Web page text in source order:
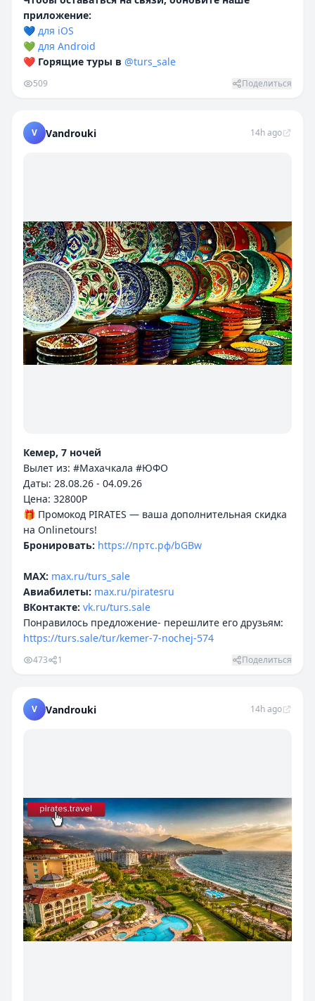
приложение:
💙 для iOS
💚 для Android
❤️ Горящие туры в @turs_sale
509 Поделиться
V Vandrouki 14h ago
Кемер, 7 ночей
Вылет из: #Махачкала #ЮФО
Даты: 28.08.26 - 04.09.26
Цена: 32800P
🎁 Промокод PIRATES — ваша дополнительная скидка
Бронировать: https://пртс.рф/bGBw
MAX: max.ru/turs_sale
Авиабилеты: max.ru/piratesru
ВКонтакте: vk.ru/turs.sale
Понравилось предложение- перешлите его друзьям:
https://turs.sale/tur/kemer-7-nochej-574
473 1 Поделиться
V Vandrouki 14h ago